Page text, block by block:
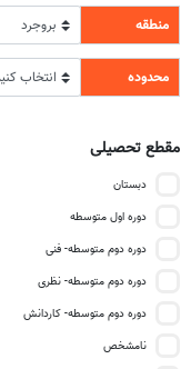
منطقه
محدوده
مقطع تحصیلی
دبستان
دوره اول متوسطه
دوره دوم متوسطه- فنی
دوره دوم متوسطه- نظری
دوره دوم متوسطه- کاردانش
نامشخص